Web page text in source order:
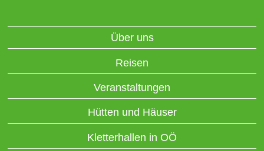
Über uns
Reisen
Veranstaltungen
Hütten und Häuser
Kletterhallen in OÖ